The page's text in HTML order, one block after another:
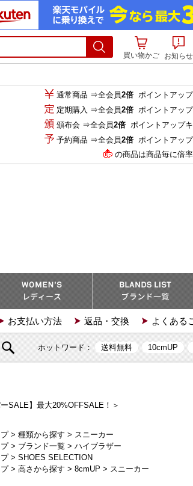
買い物かご
お知らせ
通常商品 ⇒全会員2倍 ポイントアッ
定期購入 ⇒全会員2倍 ポイントアッ
頒布会 ⇒全会員2倍 ポイントアップ
予約商品 ⇒全会員2倍 ポイントアッ
の商品は商品毎に倍率
お支払い方法 返品・交換 よくある
ホットワード： 送料無料 10cmUP
ーSALE】最大20%OFFSALE！＞
> 種類から探す > スニーカー
> ブランド一覧 > ハイブラザー
> SHOES SELECTION
> 高さから探す > 8cmUP > スニーカー